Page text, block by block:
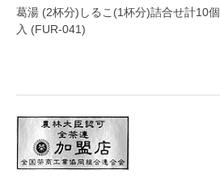
葛湯 (2杯分)しるこ(1杯分)詰合せ計10個
入 (FUR-041)